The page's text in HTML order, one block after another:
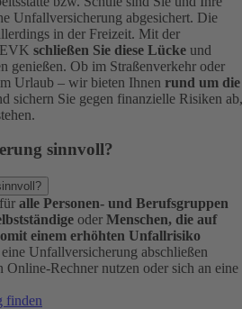
Unfallversicherung abgesichert. Die
in der Freizeit. Mit der
schließen Sie diese Lücke und
genießen. Ob im Straßenverkehr oder
Urlaub – wir bieten Ihnen rund um die
sichern Sie gegen finanzielle Risiken ab,
sinnvoll?
alle Personen- und Berufsgruppen
oder Menschen, die auf
einem erhöhten Unfallrisiko
Unfallversicherung abschließen
Online-Rechner nutzen oder sich an eine
finden